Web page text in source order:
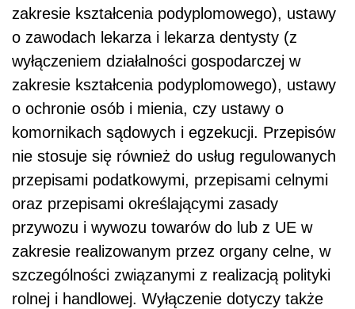
zakresie kształcenia podyplomowego), ustawy
o zawodach lekarza i lekarza dentysty (z
wyłączeniem działalności gospodarczej w
zakresie kształcenia podyplomowego), ustawy
o ochronie osób i mienia, czy ustawy o
komornikach sądowych i egzekucji. Przepisów
nie stosuje się również do usług regulowanych
przepisami podatkowymi, przepisami celnymi
oraz przepisami określającymi zasady
przywozu i wywozu towarów do lub z UE w
zakresie realizowanym przez organy celne, w
szczególności związanymi z realizacją polityki
rolnej i handlowej. Wyłączenie dotyczy także